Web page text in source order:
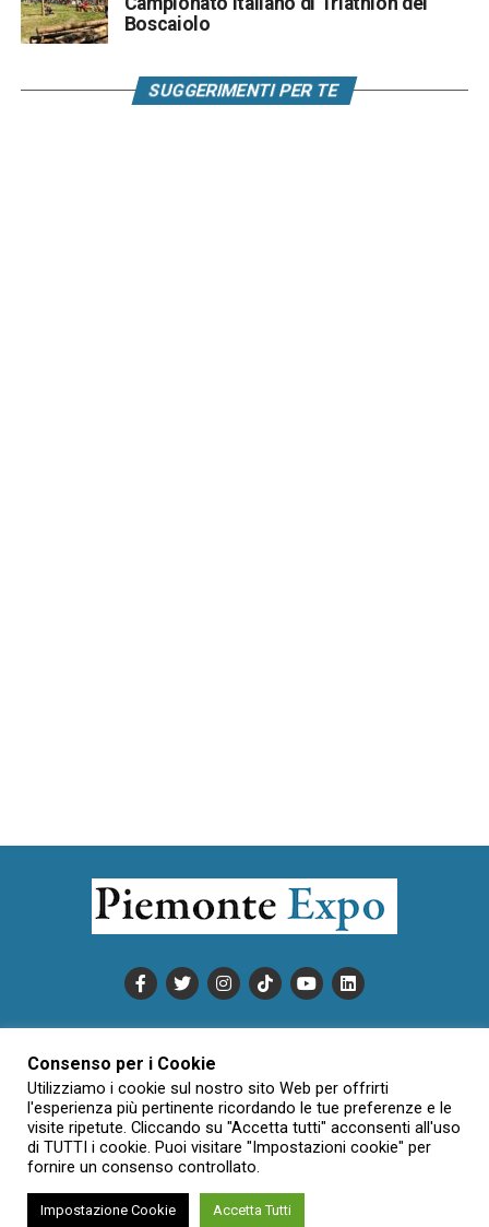
Boscaiolo
SUGGERIMENTI PER TE
INFORMATIVA SULLA PRIVACY
CONDIZIONI DI UTILIZZO
DATI SOCIETARI
NOVAJO
CREDITS
CONTATTTI
Creative Commons Attribuzione - Non commerciale - Non opere
Consenso per i Cookie
Utilizziamo i cookie sul nostro sito Web per offrirti
l'esperienza più pertinente ricordando le tue preferenze e le
visite ripetute. Cliccando su "Accetta tutti" acconsenti all'uso
di TUTTI i cookie. Puoi visitare "Impostazioni cookie" per
fornire un consenso controllato.
Impostazione Cookie Accetta Tutti